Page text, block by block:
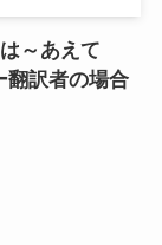
～あえて
翻訳者の場合